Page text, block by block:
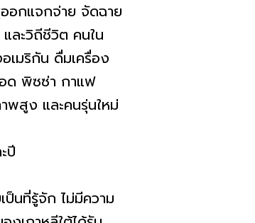
อกแจกจ่าย จัดฉาย
ะวิถีชีวิต คนใน
เมริกัน ดื่มเครื่อง
อด พิซซ่า กาแฟ
พสูง และคนรุ่นใหม่
ปี
นที่รู้จัก ไม่มีความ